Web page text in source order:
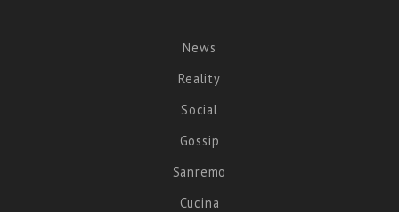
News
Reality
Social
Gossip
Sanremo
Cucina